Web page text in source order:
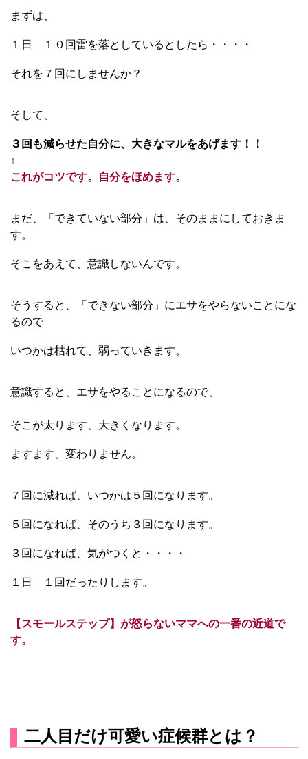
まずは、
１日 １０回雷を落としているとしたら・・・・
それを７回にしませんか？
そして、
３回も減らせた自分に、大きなマルをあげます！！
↑
これがコツです。自分をほめます。
まだ、「できていない部分」は、そのままにしておきま
す。
そこをあえて、意識しないんです。
そうすると、「できない部分」にエサをやらないことにな
るので
いつかは枯れて、弱っていきます。
意識すると、 エサをやることになるので、
そこが太ります、大きくなります。
ますます、変わりません。
７回に減れば、いつかは５回になります。
５回になれば、そのうち３回になります。
３回になれば、気がつくと・・・・
１日 １回だったりします。
【スモールステップ】が怒らないママへの一番の近道で
す。
二人目だけ可愛い症候群とは？